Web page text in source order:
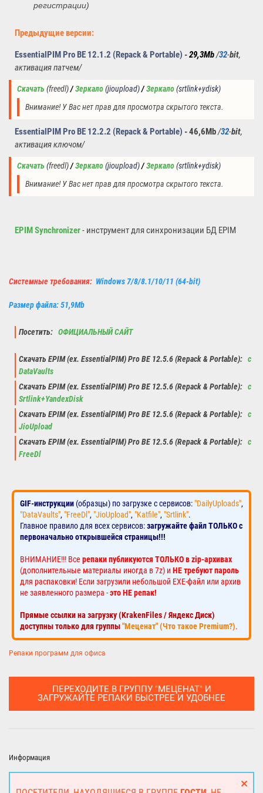
регистрации)
Предыдущие версии:
EssentialPIM Pro BE 12.1.2 (Repack & Portable) -29,3Mb/32-bit,
активация патчем/
Скачать (freedl)/Зеркало(jioupload)/ Зеркало(srtlink+ydisk)
Внимание! У Вас нет прав для просмотра скрытого текста.
EssentialPIM Pro BE 12.2.2 (Repack & Portable) - 46,6Mb/32-bit,
активация ключом/
Скачать (freedl)/Зеркало(jioupload)/ Зеркало(srtlink+ydisk)
Внимание! У Вас нет прав для просмотра скрытого текста.
EPIM Synchronizer- инструмент для синхронизации БД EPIM
Системные требования: Windows 7/8/8.1/10/11 (64-bit)
Размер файла: 51,9Mb
Посетить: ОФИЦИАЛЬНЫЙ САЙТ
Скачать EPIM (ex. EssentialPIM) Pro BE 12.5.6 (Repack & Portable): с
DataVaults
Скачать EPIM (ex. EssentialPIM) Pro BE 12.5.6 (Repack & Portable): с
Srtlink+YandexDisk
Скачать EPIM (ex. EssentialPIM) Pro BE 12.5.6 (Repack & Portable): с
JioUpload
Скачать EPIM (ex. EssentialPIM) Pro BE 12.5.6 (Repack & Portable): с
FreeDl
GIF-инструкции (образцы) по загрузке с сервисов: "DailyUploads",
"DataVaults", "FreeDl", "JioUpload", "Katfile", "Srtlink".
Главное правило для всех сервисов:загружайте файл ТОЛЬКО с
первоначально открывшейся страницы!!!
ВНИМАНИЕ!!! Все репаки публикуются ТОЛЬКО в zip-архивах
(дополнительные материалы иногда в 7z) иНЕ требуют пароль
для распаковки! Если загрузили небольшой EXE-файл или архив
не заявленного размера -это НЕ репак!
Прямые ссылки на загрузку (KrakenFiles / Яндекс Диск)
доступны только для группы"Меценат" (Что такое Premium?).
Репаки программ для офиса
ПЕРЕХОДИТЕ В ГРУППУ "МЕЦЕНАТ" И
ЗАГРУЖАЙТЕ РЕПАКИ БЫСТРЕЕ И УДОБНЕЕ
Информация